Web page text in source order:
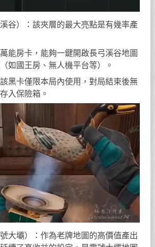
谷）：該夾層的最大亮點是有幾率產
能房卡，能夠一鍵開啟長弓溪谷地圖
如國王房、無人機平台等）。
該黑卡僅限本局內使用，對局結束後無
入保險箱。
大壩）：作為老牌地圖的高價值產出